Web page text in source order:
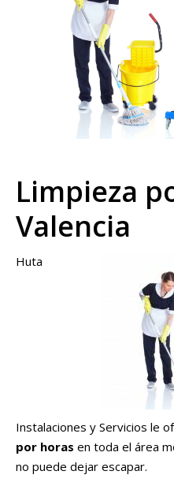
Limpieza
Valencia
Huta
Instalaciones y Servicios le
por horas en toda el área
no puede dejar escapar.